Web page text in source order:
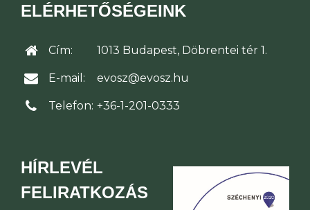
ELÉRHETŐSÉGEINK
Cím: 1013 Budapest, Döbrentei tér 1.
E-mail: evosz@evosz.hu
Telefon: +36-1-201-0333
HÍRLEVÉL
FELIRATKOZÁS